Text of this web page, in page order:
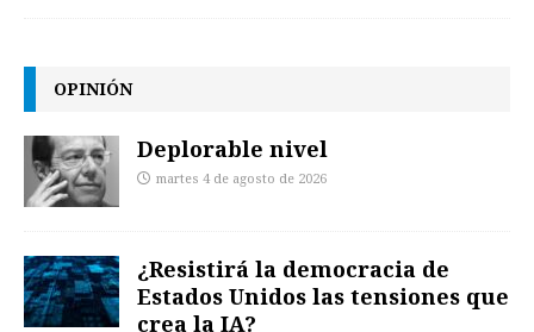
OPINIÓN
Deplorable nivel
martes 4 de agosto de 2026
¿Resistirá la democracia de
Estados Unidos las tensiones que
crea la IA?